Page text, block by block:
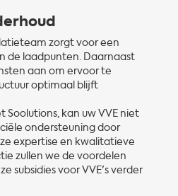
zorgt voor een
de laadpunten. Daarnaast
aan om ervoor te
optimaal blijft
kan uw VVE niet
ondersteuning door
expertise en kwalitatieve
zullen we de voordelen
subsidies voor VVE's verder